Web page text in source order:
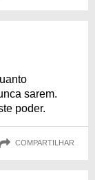
sarem.
poder.
COMPARTILHAR